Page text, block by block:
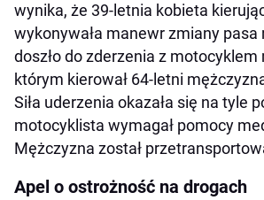
wynika, że 39-letnia kobieta
wykonywała manewr zmiany pasa
doszło do zderzenia z motocyklem
którym kierował 64-letni
Siła uderzenia okazała się na tyle
motocyklista wymagał pomocy
Mężczyzna został
Apel o ostrożność na drogach